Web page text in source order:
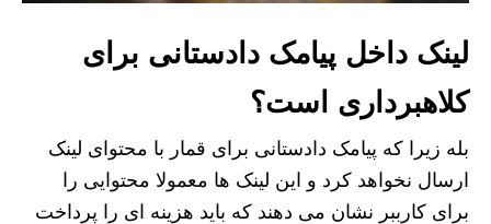
لینک داخل پیامک دادستانی برای
کلاهبرداری است؟
بله زیرا که پیامک دادستانی برای قمار با محتوای لینک
ارسال نخواهد کرد و این لینک ها معمولا محتوایی را
برای کارببر نشان می دهند که باید هزینه ای را پرداخت